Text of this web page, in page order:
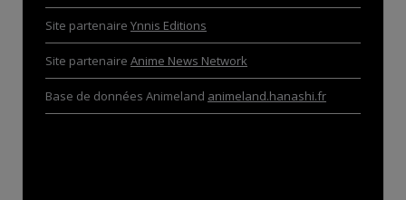
Site partenaire Ynnis Editions
Site partenaire Anime News Network
Base de données Animeland animeland.hanashi.fr